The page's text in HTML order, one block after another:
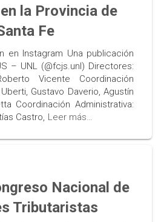
la Provincia de
Fe
en Instagram Una publicación
– UNL (@fcjs.unl) Directores:
Vicente Coordinación
Gustavo Daverio, Agustín
Coordinación Administrativa:
Castro, Leer más…
Nacional de
Tributaristas